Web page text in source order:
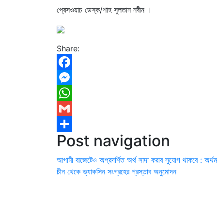
প্রেসওয়াচ ডেস্ক/শাহ সুলতান নবীন ।
Share:
Facebook
Messenger
WhatsApp
Gmail
Share
Post navigation
আগামী বাজেটেও অপ্রদর্শিত অর্থ সাদা করার সুযোগ থাকবে :
চীন থেকে ভ্যাকসিন সংগ্রহের প্রস্তাব অনুমোদন